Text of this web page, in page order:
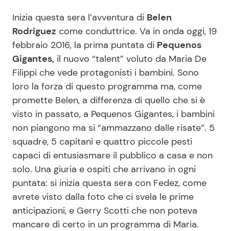
Viaggi e Turismo
Festività
Ricette Feste
Ricette per Bambini
Seguici
Info
Chi siamo
Disclaimer e Privacy
Contattaci
Inizia questa sera l’avventura di Belen
Rodriguez come conduttrice. Va in onda oggi, 19
febbraio 2016, la prima puntata di Pequenos
Gigantes, il nuovo “talent” voluto da Maria De
Filippi che vede protagonisti i bambini. Sono
loro la forza di questo programma ma, come
promette Belen, a differenza di quello che si è
visto in passato, a Pequenos Gigantes, i bambini
non piangono ma si “ammazzano dalle risate”. 5
squadre, 5 capitani e quattro piccole pesti
capaci di entusiasmare il pubblico a casa e non
solo. Una giuria e ospiti che arrivano in ogni
puntata: si inizia questa sera con Fedez, come
avrete visto dalla foto che ci svela le prime
anticipazioni, e Gerry Scotti che non poteva
mancare di certo in un programma di Maria.